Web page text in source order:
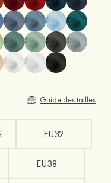
Guide des tailles
EU32
EU38